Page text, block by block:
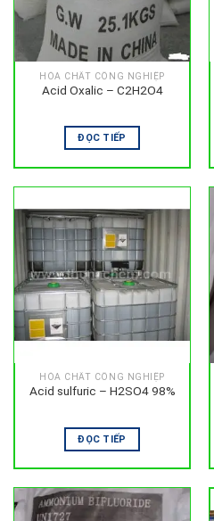
HÓA CHẤT CÔNG NGHIỆP
Acid Oxalic – C2H2O4
ĐỌC TIẾP
HÓA CHẤT CÔNG NGHIỆP
Acid sulfuric – H2SO4 98%
ĐỌC TIẾP